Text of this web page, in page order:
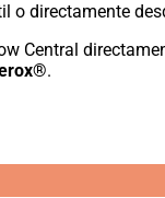
o directamente
Central
.